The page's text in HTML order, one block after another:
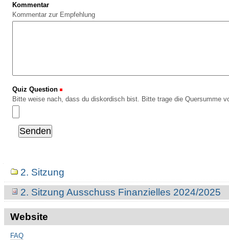
Kommentar
Kommentar zur Empfehlung
Quiz Question
Bitte weise nach, dass du diskordisch bist. Bitte trage die Quersumme
Navigation2. Sitzung
2. Sitzung Ausschuss Finanzielles 2024/2025
Website
FAQ